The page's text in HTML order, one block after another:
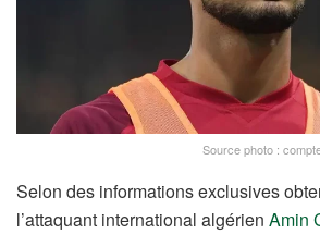
Source photo :
Selon des informations exclusives
l’attaquant international algérien Amin